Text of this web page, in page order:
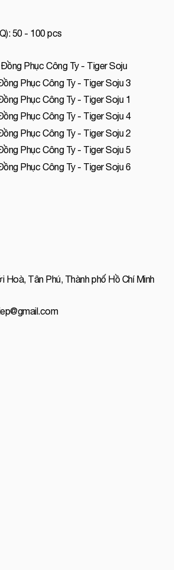
50 - 100 pcs
Tân Phú, Thành phố Hồ Chí Minh